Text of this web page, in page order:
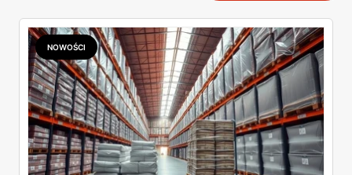
NOWOŚCI